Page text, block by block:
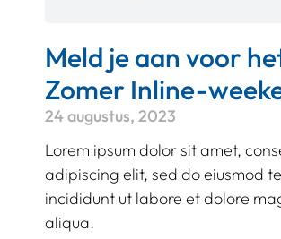
Meld je aan voor
Zomer Inline-
24 augustus, 2023
Lorem ipsum dolor sit amet,
adipiscing elit, sed do eiusmod
incididunt ut labore et dolore
aliqua.